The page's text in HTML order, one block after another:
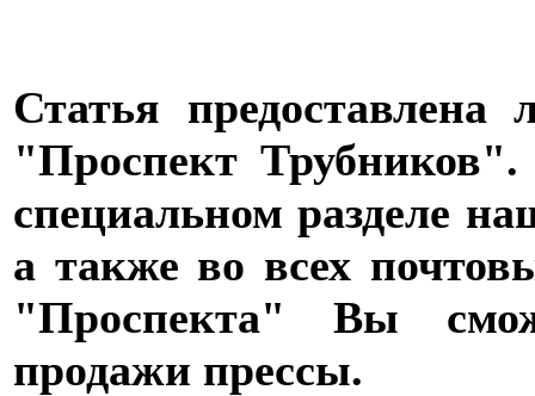
Статья
"Проспект
специальном разделе
а также во всех
"Проспекта" Вы
продажи прессы.